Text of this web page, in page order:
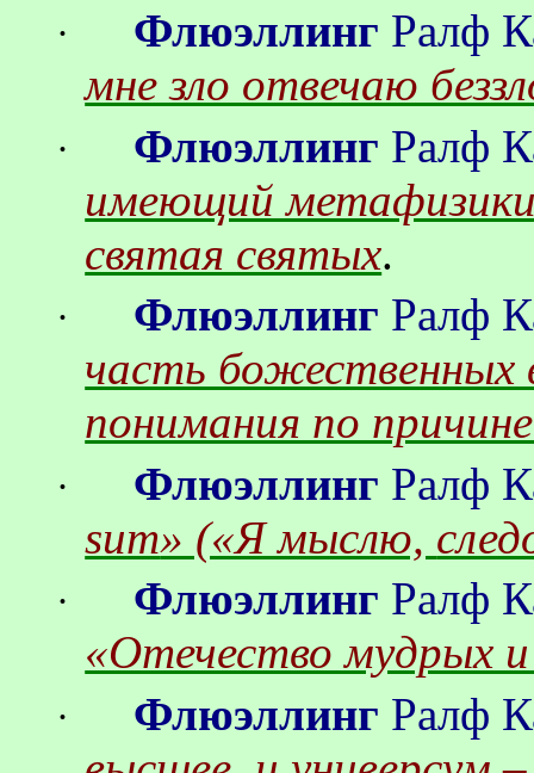
· Флюэллинг Ралф
мне зло отвечаю
· Флюэллинг Ралф
имеющий
святая святых.
· Флюэллинг Ралф
часть божественных
понимания по
· Флюэллинг Ралф
sum» («Я мыслю,
· Флюэллинг Ралф
«Отечество мудрых
· Флюэллинг Ралф